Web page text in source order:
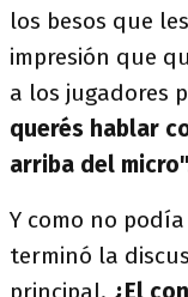
los besos que
impresión que
a los jugadores
querés hablar
arriba del
Y como no
terminó la